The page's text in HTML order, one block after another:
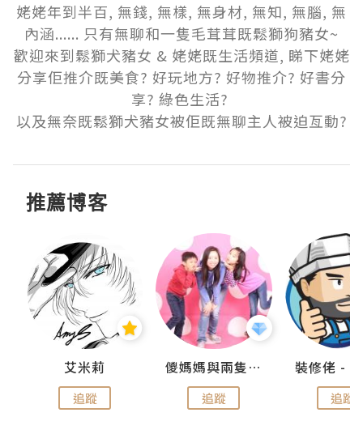
姥姥年到半百, 無錢, 無樣, 無身材, 無知, 無腦, 無
內涵...... 只有無聊和一隻毛茸茸既鬆獅狗豬女~
歡迎來到鬆獅犬豬女 & 姥姥既生活頻道, 睇下姥姥
分享佢推介既美食? 好玩地方? 好物推介? 好書分
享? 綠色生活?
以及無奈既鬆獅犬豬女被佢既無聊主人被迫亙動?
推薦博客
艾米莉
追蹤
儍媽媽與兩隻小魔怪之家
追蹤 追蹤